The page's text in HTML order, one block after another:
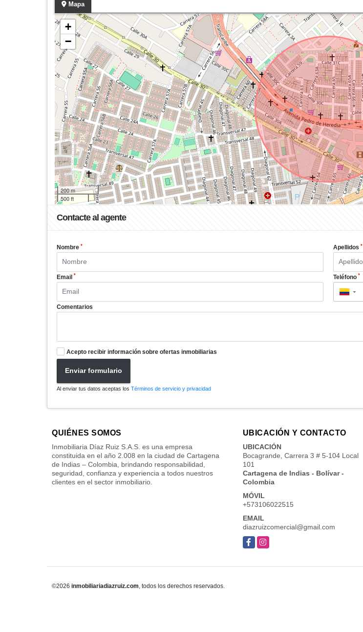
Mapa
+
−
200 m
500 ft
Contacte al agente
Nombre * Apellidos *
Email * Teléfono *
▼
Comentarios
Acepto recibir información sobre ofertas inmobiliarias
Enviar formulario
Al enviar tus datos aceptas los Términos de servicio y privacidad
QUIÉNES SOMOS
Inmobiliaria Díaz Ruiz S.A.S. es una empresa
constituida en el año 2.008 en la ciudad de Cartagena
de Indias – Colombia, brindando responsabilidad,
seguridad, confianza y experiencia a todos nuestros
clientes en el sector inmobiliario.
UBICACIÓN Y CONTACTO
UBICACIÓN
Bocagrande, Carrera 3 # 5-104 Local
101
Cartagena de Indias - Bolívar -
Colombia
MÓVIL
+573106022515
EMAIL
diazruizcomercial@gmail.com
FacebookInstagram
©2026 inmobiliariadiazruiz.com, todos los derechos reservados.